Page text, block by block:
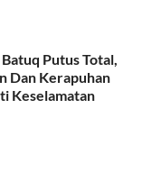
Putus Total,
Dan Kerapuhan
Keselamatan